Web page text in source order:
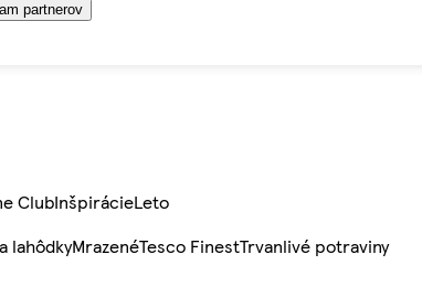
partnerov
ClubInšpirácieLeto
lahôdkyMrazenéTesco FinestTrvanlivé potraviny